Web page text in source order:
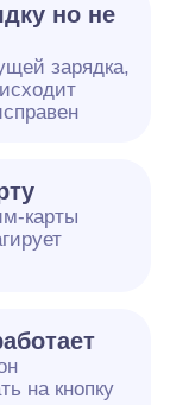
но не
зарядка,
карты
на кнопку